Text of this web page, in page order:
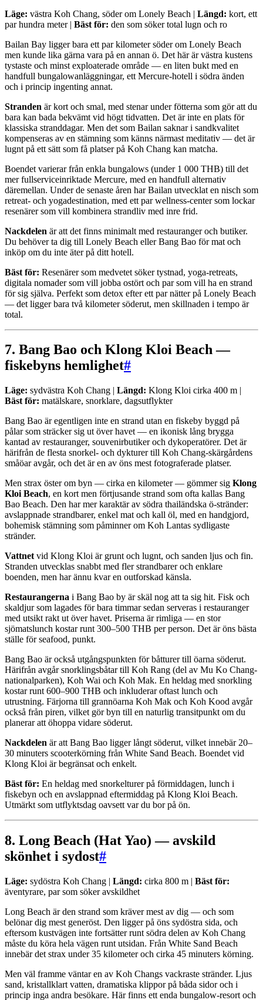
Läge: västra Koh Chang, söder om Lonely Beach | Längd: kort, ett
par hundra meter | Bäst för: den som söker total lugn och ro
Bailan Bay ligger bara ett par kilometer söder om Lonely Beach
men kunde lika gärna vara på en annan ö. Det här är västra kustens
tystaste och minst exploaterade område — en liten bukt med en
handfull bungalowanläggningar, ett Mercure-hotell i södra änden
och i princip ingenting annat.
Stranden är kort och smal, med stenar under fötterna som gör att du
bara kan bada bekvämt vid högt tidvatten. Det är inte en plats för
klassiska stranddagar. Men det som Bailan saknar i sandkvalitet
kompenseras av en stämning som känns närmast meditativ — det är
lugnt på ett sätt som få platser på Koh Chang kan matcha.
Boendet varierar från enkla bungalows (under 1 000 THB) till det
mer fullserviceinriktade Mercure, med en handfull alternativ
däremellan. Under de senaste åren har Bailan utvecklat en nisch som
retreat- och yogadestination, med ett par wellness-center som lockar
resenärer som vill kombinera strandliv med inre frid.
Nackdelen är att det finns minimalt med restauranger och butiker.
Du behöver ta dig till Lonely Beach eller Bang Bao för mat och
inköp om du inte äter på ditt hotell.
Bäst för: Resenärer som medvetet söker tystnad, yoga-retreats,
digitala nomader som vill jobba ostört och par som vill ha en strand
för sig själva. Perfekt som detox efter ett par nätter på Lonely Beach
— det ligger bara två kilometer söderut, men skillnaden i tempo är
total.
7. Bang Bao och Klong Kloi Beach —
fiskebyns hemlighet#
Läge: sydvästra Koh Chang | Längd: Klong Kloi cirka 400 m |
Bäst för: matälskare, snorklare, dagsutflykter
Bang Bao är egentligen inte en strand utan en fiskeby byggd på
pålar som sträcker sig ut över havet — en ikonisk lång brygga
kantad av restauranger, souvenirbutiker och dykoperatörer. Det är
härifrån de flesta snorkel- och dykturer till Koh Chang-skärgårdens
småöar avgår, och det är en av öns mest fotograferade platser.
Men strax öster om byn — cirka en kilometer — gömmer sig Klong
Kloi Beach, en kort men förtjusande strand som ofta kallas Bang
Bao Beach. Den har mer karaktär av södra thailändska ö-stränder:
avslappnade strandbarer, enkel mat och kall öl, med en handgjord,
bohemisk stämning som påminner om Koh Lantas sydligaste
stränder.
Vattnet vid Klong Kloi är grunt och lugnt, och sanden ljus och fin.
Stranden utvecklas snabbt med fler strandbarer och enklare
boenden, men har ännu kvar en outforskad känsla.
Restaurangerna i Bang Bao by är skäl nog att ta sig hit. Fisk och
skaldjur som lagades för bara timmar sedan serveras i restauranger
med utsikt rakt ut över havet. Priserna är rimliga — en stor
sjömatslunch kostar runt 300–500 THB per person. Det är öns bästa
ställe för seafood, punkt.
Bang Bao är också utgångspunkten för båtturer till öarna söderut.
Härifrån avgår snorklingsbåtar till Koh Rang (del av Mu Ko Chang-
nationalparken), Koh Wai och Koh Mak. En heldag med snorkling
kostar runt 600–900 THB och inkluderar oftast lunch och
utrustning. Färjorna till grannöarna Koh Mak och Koh Kood avgår
också från piren, vilket gör byn till en naturlig transitpunkt om du
planerar att öhoppa vidare söderut.
Nackdelen är att Bang Bao ligger långt söderut, vilket innebär 20–
30 minuters scooterkörning från White Sand Beach. Boendet vid
Klong Kloi är begränsat och enkelt.
Bäst för: En heldag med snorkelturer på förmiddagen, lunch i
fiskebyn och en avslappnad eftermiddag på Klong Kloi Beach.
Utmärkt som utflyktsdag oavsett var du bor på ön.
8. Long Beach (Hat Yao) — avskild
skönhet i sydost#
Läge: sydöstra Koh Chang | Längd: cirka 800 m | Bäst för:
äventyrare, par som söker avskildhet
Long Beach är den strand som kräver mest av dig — och som
belönar dig mest generöst. Den ligger på öns sydöstra sida, och
eftersom kustvägen inte fortsätter runt södra delen av Koh Chang
måste du köra hela vägen runt utsidan. Från White Sand Beach
innebär det strax under 35 kilometer och cirka 45 minuters körning.
Men väl framme väntar en av Koh Changs vackraste stränder. Ljus
sand, kristallklart vatten, dramatiska klippor på båda sidor och i
princip inga andra besökare. Här finns ett enda bungalow-resort och